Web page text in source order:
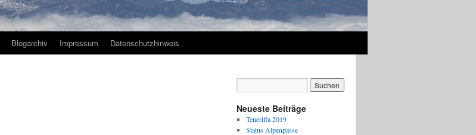
Blogarchiv Impressum Datenschutzhinweis
Neueste Beiträge
Teneriffa 2019
Status Alpenpässe